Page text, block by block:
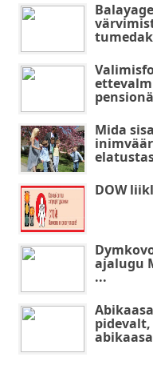
Balayage
Mida
DOW
ajalugu
...